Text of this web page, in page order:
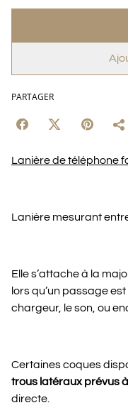
PARTAGER
Lanière de téléphone
Lanière mesurant
Elle s’attache à la
lors qu’un passage
chargeur, le son, ou
Certaines coques
trous latéraux prévus
directe.